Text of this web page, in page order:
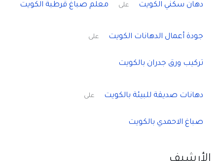
دهان سكني الكويت على معلم صباغ قرطبة الكويت
جودة أعمال الدهانات الكويت على
تركيب ورق جدران بالكويت
دهانات صديقة للبيئة بالكويت على
صباغ الاحمدي بالكويت